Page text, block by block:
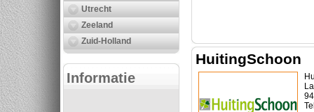
Utrecht
Zeeland
Zuid-Holland
Informatie
HuitingSchoon